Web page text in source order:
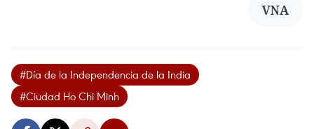
VNA
#Día de la Independencia de la India
#Ciudad Ho Chi Minh